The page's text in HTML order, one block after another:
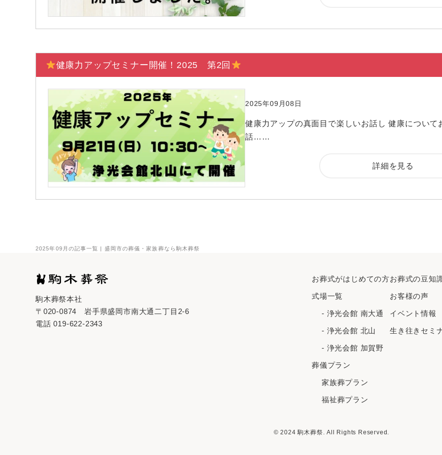
2025年09月の記事一覧 | 盛岡市の葬儀・家族葬なら駒木葬祭
健康力アップセミナー開催！2025 第2回
2025年09月08日
健康力アップの真面目で楽しいお話し 健康について
話……
詳細を見る
駒木葬祭本社
〒020-0874岩手県盛岡市南大通二丁目2-6
電話019-622-2343
お葬式がはじめての⽅
式場一覧
- 浄光会館 南大通
- 浄光会館 北山
- 浄光会館 加賀野
葬儀プラン
家族葬プラン
福祉葬プラン
お葬式の豆知
お客様の声
イベント情報
生き往きセミ
© 2024 駒木葬祭. All Rights Reserved.